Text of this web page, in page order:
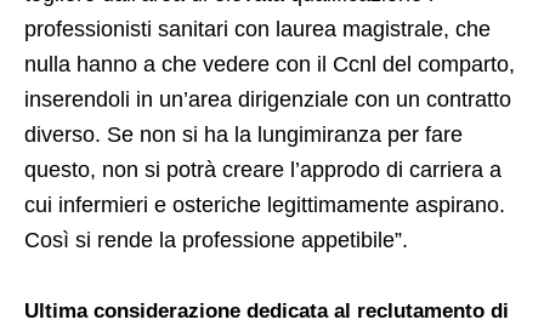
professionisti sanitari con laurea magistrale, che
nulla hanno a che vedere con il Ccnl del comparto,
inserendoli in un’area dirigenziale con un contratto
diverso. Se non si ha la lungimiranza per fare
questo, non si potrà creare l’approdo di carriera a
cui infermieri e osteriche legittimamente aspirano.
Così si rende la professione appetibile”.
Ultima considerazione dedicata al reclutamento di